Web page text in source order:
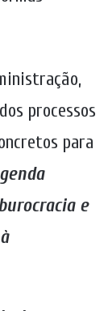
processos
para
e